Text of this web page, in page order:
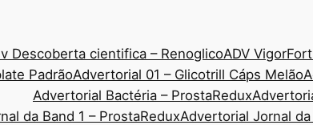
Descoberta cientifica – RenoglicoADV
PadrãoAdvertorial 01 – Glicotrill Cáps Melão
Advertorial Bactéria – ProstaRedux
da Band 1 – ProstaReduxAdvertorial Jornal